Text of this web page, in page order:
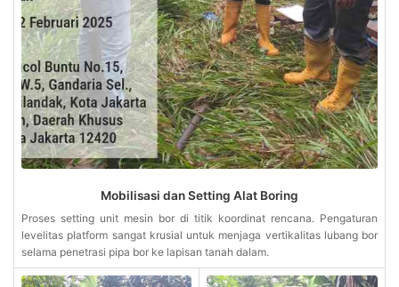
Mobilisasi dan Setting Alat Boring
Proses setting unit mesin bor di titik koordinat rencana. Pengaturan
levelitas platform sangat krusial untuk menjaga vertikalitas lubang bor
selama penetrasi pipa bor ke lapisan tanah dalam.